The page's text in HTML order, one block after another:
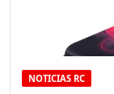
NOTICIAS RC